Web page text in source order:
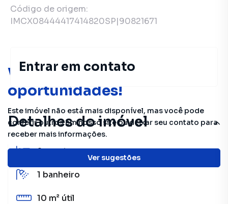
Você pode encontrar novas
oportunidades!
Este imóvel não está mais disponível, mas você pode
conferir outros em nosso site ou deixar seu contato para
receber mais informações.
Ver sugestões
Detalhes do imóvel
2quartos
1 banheiro
10 m² útil
Código de origem:
IMCX08444417414820SP|90821671
Entrar em contato